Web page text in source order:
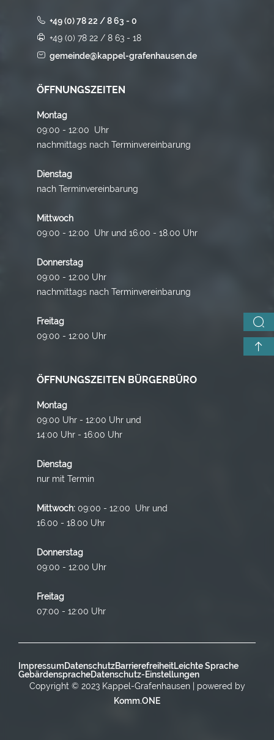
+49 (0) 78 22 / 8 63 - 0
+49 (0) 78 22 / 8 63 - 18
gemeinde@kappel-grafenhausen.de
ÖFFNUNGSZEITEN
Montag
09:00 - 12:00 Uhr
nachmittags nach Terminvereinbarung
Dienstag
nach Terminvereinbarung
Mittwoch
09:00 - 12:00 Uhr und 16.00 - 18.00 Uhr
Donnerstag
09:00 - 12:00 Uhr
nachmittags nach Terminvereinbarung
Freitag
09:00 - 12:00 Uhr
ÖFFNUNGSZEITEN BÜRGERBÜRO
Montag
09:00 Uhr - 12:00 Uhr und
14:00 Uhr - 16:00 Uhr
Dienstag
nur mit Termin
Mittwoch: 09:00 - 12:00 Uhr und
16.00 - 18.00 Uhr
Donnerstag
09:00 - 12:00 Uhr
Freitag
07:00 - 12:00 Uhr
ImpressumDatenschutzBarrierefreiheitLeichte Sprache
GebärdenspracheDatenschutz-Einstellungen
Copyright © 2023 Kappel-Grafenhausen | powered by
Komm.ONE